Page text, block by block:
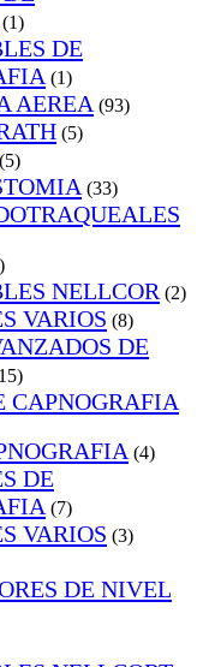
(1)
DE
(1)
AEREA (93)
(5)
(5)
(33)
NELLCOR (2)
VARIOS (8)
DE
CAPNOGRAFIA
(4)
DE
(7)
VARIOS (3)
DE NIVEL